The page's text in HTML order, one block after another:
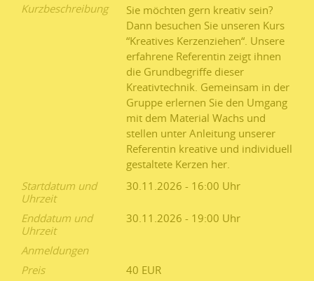
Kurzbeschreibung
Sie möchten gern kreativ sein?
Dann besuchen Sie unseren Kurs
“Kreatives Kerzenziehen“. Unsere
erfahrene Referentin zeigt ihnen
die Grundbegriffe dieser
Kreativtechnik. Gemeinsam in der
Gruppe erlernen Sie den Umgang
mit dem Material Wachs und
stellen unter Anleitung unserer
Referentin kreative und individuell
gestaltete Kerzen her.
Startdatum und
Uhrzeit
30.11.2026 - 16:00
Enddatum und
Uhrzeit
30.11.2026 - 19:00
Anmeldungen
Preis
40 EUR